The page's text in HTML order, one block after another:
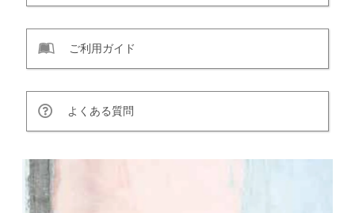
ご利用ガイド
よくある質問